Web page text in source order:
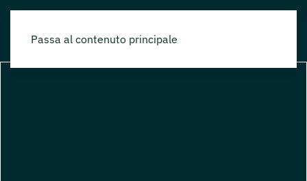
Passa al contenuto principale